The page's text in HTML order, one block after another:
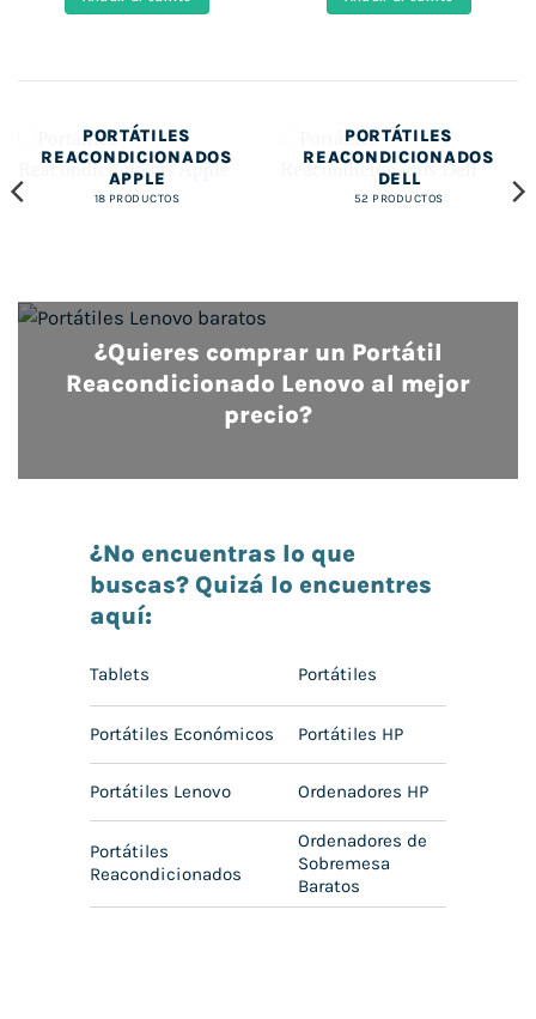
era:
es:
era:
es:
PORTÁTILES
REACONDICIONADOS
APPLE
18 PRODUCTOS
PORTÁTILES
REACONDICIONADOS
DELL
52 PRODUCTOS
¿Quieres comprar un Portátil
Reacondicionado Lenovo al mejor
precio?
¿No encuentras lo que
buscas? Quizá lo encuentres
aquí:
Tablets Portátiles
Portátiles Económicos Portátiles HP
Portátiles Lenovo Ordenadores HP
Portátiles
Reacondicionados
Ordenadores de
Sobremesa
Baratos